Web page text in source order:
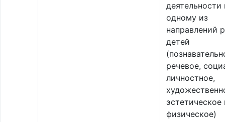
деятельности
одному из
направлений
детей
речевое,
личностное,
эстетическое
физическое)